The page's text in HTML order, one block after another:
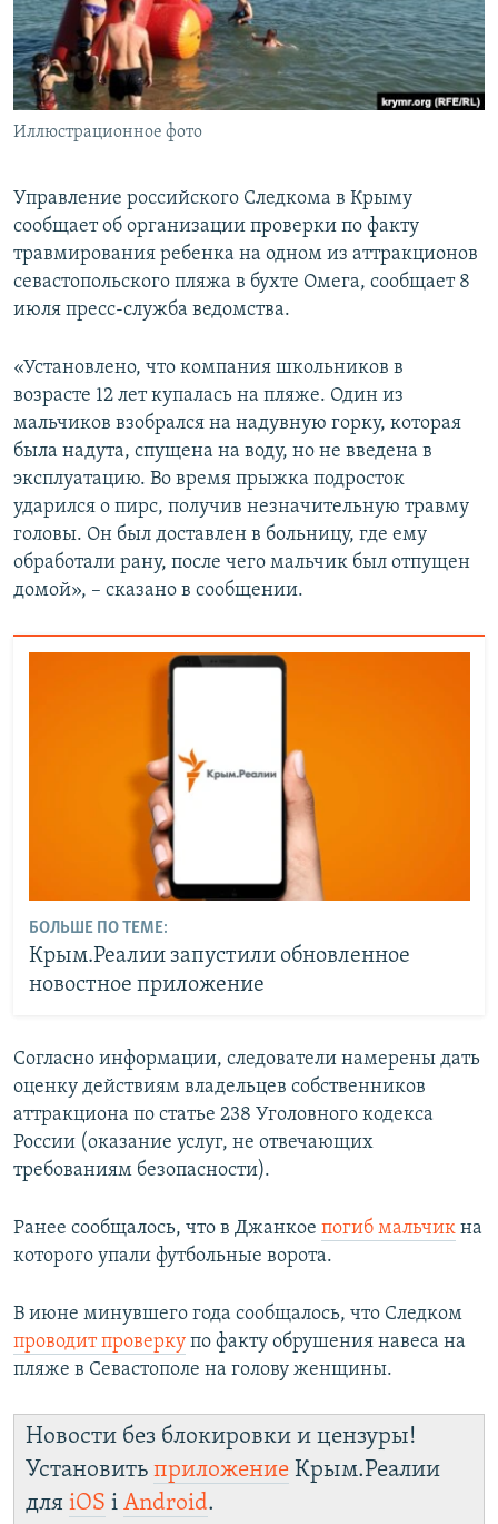
ПОБЕДИТЕЛЕЙ НЕ СУДЯТ?
КРЫМ.НЕПОКОРЕННЫЙ
ELIFBE
УКРАИНСКАЯ ПРОБЛЕМА КРЫМА
ПРИСОЕДИНЯЙТЕСЬ!
Иллюстрационное фото
Управление российского Следкома в Крыму
сообщает об организации проверки по факту
травмирования ребенка на одном из аттракционов
севастопольского пляжа в бухте Омега, сообщает 8
июля пресс-служба ведомства.
«Установлено, что компания школьников в
возрасте 12 лет купалась на пляже. Один из
мальчиков взобрался на надувную горку, которая
была надута, спущена на воду, но не введена в
эксплуатацию. Во время прыжка подросток
ударился о пирс, получив незначительную травму
головы. Он был доставлен в больницу, где ему
обработали рану, после чего мальчик был отпущен
домой», – сказано в сообщении.
БОЛЬШЕ ПО ТЕМЕ:
Крым.Реалии запустили обновленное
новостное приложение
Согласно информации, следователи намерены дать
оценку действиям владельцев собственников
аттракциона по статье 238 Уголовного кодекса
России (оказание услуг, не отвечающих
требованиям безопасности).
Ранее сообщалось, что в Джанкое погиб мальчик на
которого упали футбольные ворота.
В июне минувшего года сообщалось, что Следком
проводит проверку по факту обрушения навеса на
пляже в Севастополе на голову женщины.
Новости без блокировки и цензуры!
Установить приложение Крым.Реалии
для iOS і Android.